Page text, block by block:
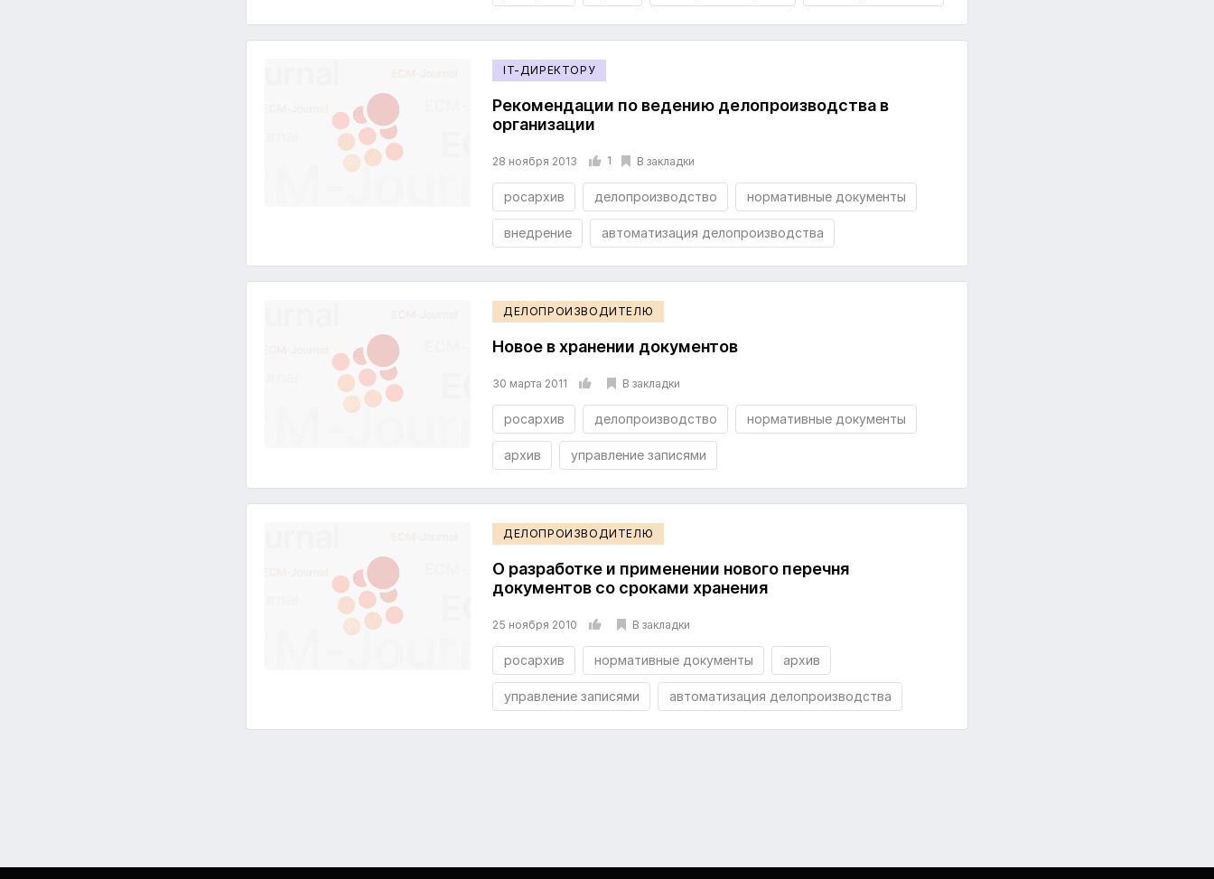
IT-ДИРЕКТОРУ
Рекомендации по ведению делопроизводства в
организации
28 ноября 2013 1 В закладки
росархив делопроизводство нормативные документы
внедрение автоматизация делопроизводства
ДЕЛОПРОИЗВОДИТЕЛЮ
Новое в хранении документов
30 марта 2011 В закладки
росархив делопроизводство нормативные документы
архив управление записями
ДЕЛОПРОИЗВОДИТЕЛЮ
О разработке и применении нового перечня
документов со сроками хранения
25 ноября 2010 В закладки
росархив нормативные документы архив
управление записями автоматизация делопроизводства